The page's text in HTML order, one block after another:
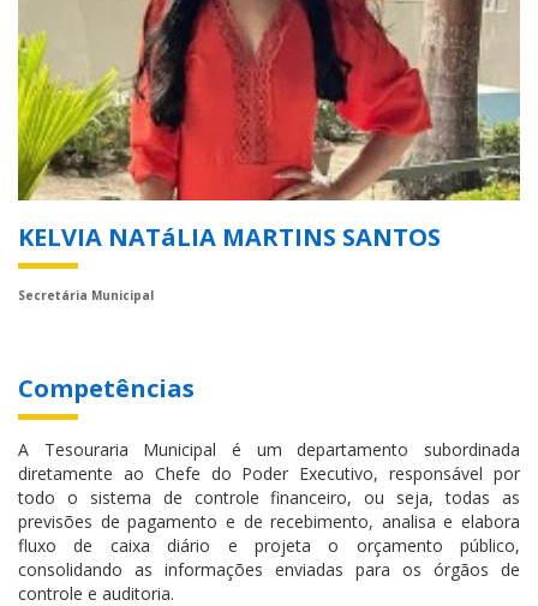
KELVIA NATáLIA MARTINS SANTOS
Secretária Municipal
Competências
A Tesouraria Municipal é um departamento subordinada
diretamente ao Chefe do Poder Executivo, responsável por
todo o sistema de controle financeiro, ou seja, todas as
previsões de pagamento e de recebimento, analisa e elabora
fluxo de caixa diário e projeta o orçamento público,
consolidando as informações enviadas para os órgãos de
controle e auditoria.